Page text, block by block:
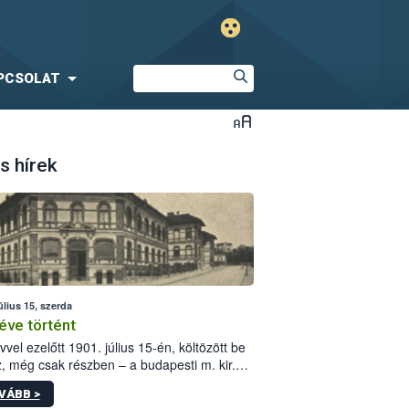
hírek
15, szerda
történt
ezelőtt 1901. július 15-én, költözött be
még csak részben – a budapesti m. kir.
állomás a Kis Rókus utca
alatti, Czigler Győző által tervezett új
>